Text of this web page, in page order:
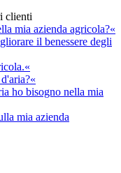
clienti
mia azienda agricola?«
il benessere degli
ho bisogno nella mia
mia azienda